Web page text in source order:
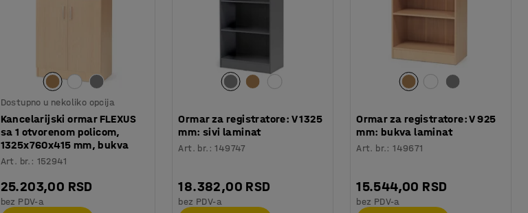
Dostupno u nekoliko opcija
Kancelarijski ormar FLEXUS
sa 1 otvorenom policom,
1325x760x415 mm, bukva
Art. br. : 152941
25.203,00 RSD
bez PDV-a
Ormar za registratore: V 1325
mm: sivi laminat
Art. br. :149747
18.382,00 RSD
bez PDV-a
Ormar za registratore: V 925
mm: bukva laminat
Art. br.:149671
15.544,00 RSD
bez PDV-a